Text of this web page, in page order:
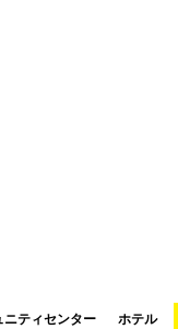
ニティセンター ホテル